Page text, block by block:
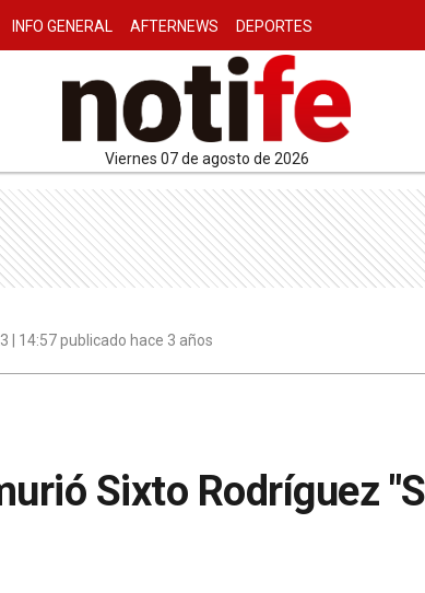
INFO GENERAL AFTERNEWS DEPORTES
viernes 07 de agosto de 2026
| 14:57 publicado hace 3 años
Sixto Rodríguez